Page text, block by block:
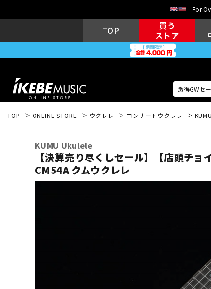
For
TOP
買う
ストア
キーボード 電子ピアノ
ヴィンテ
TOP ONLINE STORE ウクレレ コンサートウクレレ
KUMU Ukulele
【決算売り尽くしセール】【店頭チ
CM54A クムウクレレ